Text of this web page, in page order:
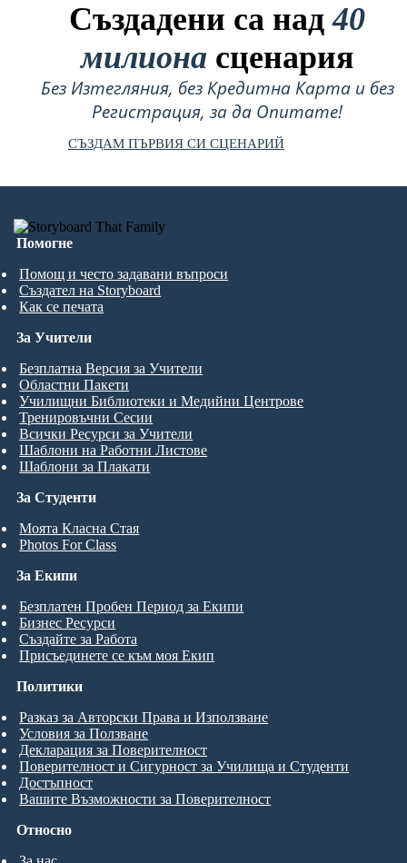
Създадени са над40
милиона сценария
Без Изтегляния, без Кредитна Карта и без
Регистрация, за да Опитате!
СЪЗДАМ ПЪРВИЯ СИ СЦЕНАРИЙ
Помогне
Помощ и често задавани въпроси
Създател на Storyboard
Как се печата
За Студенти
Моята Класна Стая
Photos For Class
За Учители
Безплатна Версия за Учители
Областни Пакети
Училищни Библиотеки и Медийни Центрове
Тренировъчни Сесии
Всички Ресурси за Учители
Шаблони на Работни Листове
Шаблони за Плакати
За Екипи
Безплатен Пробен Период за Екипи
Бизнес Ресурси
Създайте за Работа
Присъединете се към моя Екип
Относно
Политики
Разказ за Авторски Права и Използване
Условия за Ползване
Декларация за Поверителност
Поверителност и Сигурност за Училища и Студенти
Достъпност
Вашите Възможности за Поверителност